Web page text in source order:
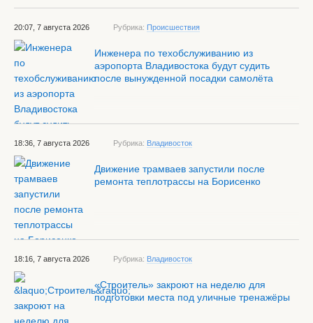
20:07, 7 августа 2026 Рубрика: Происшествия
Инженера по техобслуживанию из
аэропорта Владивостока будут судить
после вынужденной посадки самолёта
18:36, 7 августа 2026 Рубрика: Владивосток
Движение трамваев запустили после
ремонта теплотрассы на Борисенко
18:16, 7 августа 2026 Рубрика: Владивосток
«Строитель» закроют на неделю для
подготовки места под уличные тренажёры